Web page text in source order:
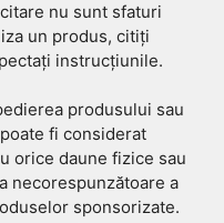
nu sunt sfaturi
un produs, citiți
instrucțiunile.
produsului sau
fi considerat
orice daune fizice sau
necorespunzătoare a
sponsorizate.